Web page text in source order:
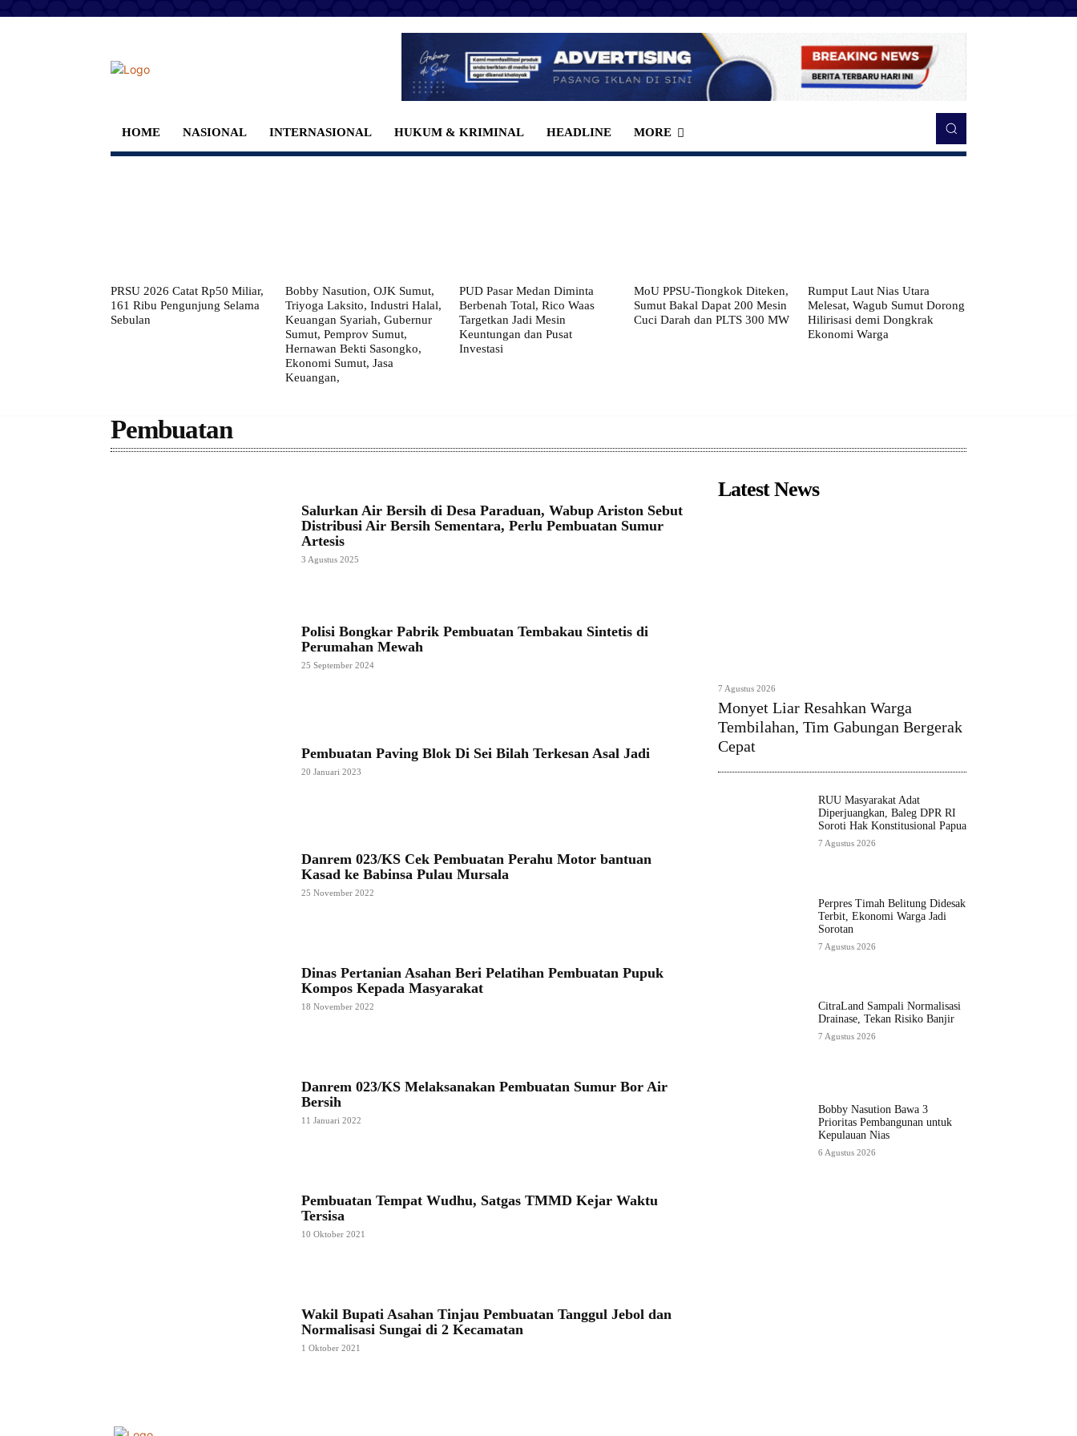
HOME NASIONAL INTERNASIONAL HUKUM & KRIMINAL HEADLINE MORE
PRSU 2026 Catat Rp50 Miliar,
161 Ribu Pengunjung Selama
Sebulan
Bobby Nasution, OJK Sumut,
Triyoga Laksito, Industri Halal,
Keuangan Syariah, Gubernur
Sumut, Pemprov Sumut,
Hernawan Bekti Sasongko,
Ekonomi Sumut, Jasa
Keuangan,
PUD Pasar Medan Diminta
Berbenah Total, Rico Waas
Targetkan Jadi Mesin
Keuntungan dan Pusat
Investasi
MoU PPSU-Tiongkok Diteken,
Sumut Bakal Dapat 200 Mesin
Cuci Darah dan PLTS 300 MW
Rumput Laut Nias Utara
Melesat, Wagub Sumut Dorong
Hilirisasi demi Dongkrak
Ekonomi Warga
Pembuatan
Salurkan Air Bersih di Desa Paraduan, Wabup Ariston Sebut
Distribusi Air Bersih Sementara, Perlu Pembuatan Sumur
Artesis
3 Agustus 2025
Polisi Bongkar Pabrik Pembuatan Tembakau Sintetis di
Perumahan Mewah
25 September 2024
Pembuatan Paving Blok Di Sei Bilah Terkesan Asal Jadi
20 Januari 2023
Danrem 023/KS Cek Pembuatan Perahu Motor bantuan
Kasad ke Babinsa Pulau Mursala
25 November 2022
Dinas Pertanian Asahan Beri Pelatihan Pembuatan Pupuk
Kompos Kepada Masyarakat
18 November 2022
Danrem 023/KS Melaksanakan Pembuatan Sumur Bor Air
Bersih
11 Januari 2022
Pembuatan Tempat Wudhu, Satgas TMMD Kejar Waktu
Tersisa
10 Oktober 2021
Wakil Bupati Asahan Tinjau Pembuatan Tanggul Jebol dan
Normalisasi Sungai di 2 Kecamatan
1 Oktober 2021
Latest News
7 Agustus 2026
Monyet Liar Resahkan Warga
Tembilahan, Tim Gabungan Bergerak
Cepat
RUU Masyarakat Adat
Diperjuangkan, Baleg DPR RI
Soroti Hak Konstitusional Papua
7 Agustus 2026
Perpres Timah Belitung Didesak
Terbit, Ekonomi Warga Jadi
Sorotan
7 Agustus 2026
CitraLand Sampali Normalisasi
Drainase, Tekan Risiko Banjir
7 Agustus 2026
Bobby Nasution Bawa 3
Prioritas Pembangunan untuk
Kepulauan Nias
6 Agustus 2026